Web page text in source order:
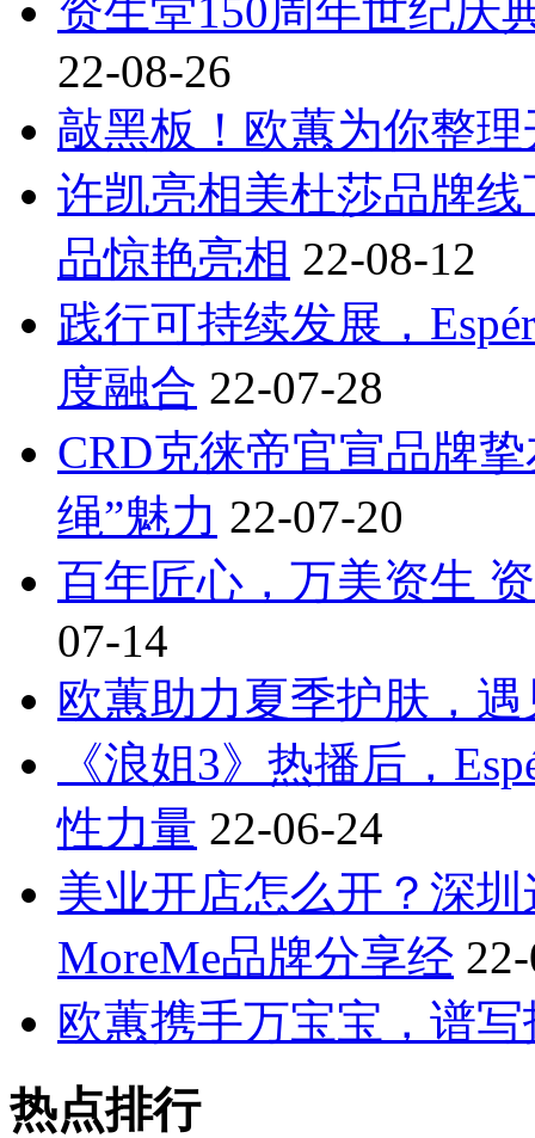
资生堂150周年世纪庆
22-08-26
敲黑板！欧蕙为你整
许凯亮相美杜莎品牌
品惊艳亮相 22-08-12
践行可持续发展，
度融合 22-07-28
CRD克徕帝官宣品牌
绳”魅力 22-07-20
百年匠心，万美资生
07-14
欧蕙助力夏季护肤，遇
《浪姐3》热播后，
性力量 22-06-24
美业开店怎么开？深
MoreMe品牌分享经
欧蕙携手万宝宝，谱
热点排行